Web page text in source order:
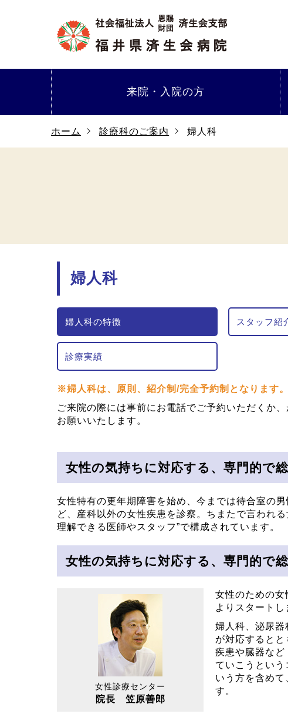
来院・ 入院の方
ホーム 診療科のご案内 婦人科
婦人科
婦人科の特徴 スタッフ紹
診療実績
※婦人科は、原則、紹介制/完全予約制となります。
ご来院の際には事前にお電話でご予約いただくか
お願いいたします。
女性の気持ちに対応する、専門的で総
女性特有の更年期障害を始め、今までは待合室の
ど、産科以外の女性疾患を診察。ちまたで言われ
理解できる医師やスタッフ”で構成されています。
女性の気持ちに対応する、専門的で総
女性診療センター
院長 笠原善郎
女性のための女
よりスタートし
婦人科、泌尿器
が対応すると
疾患や臓器など
ていこうという
いう方を含め
す。